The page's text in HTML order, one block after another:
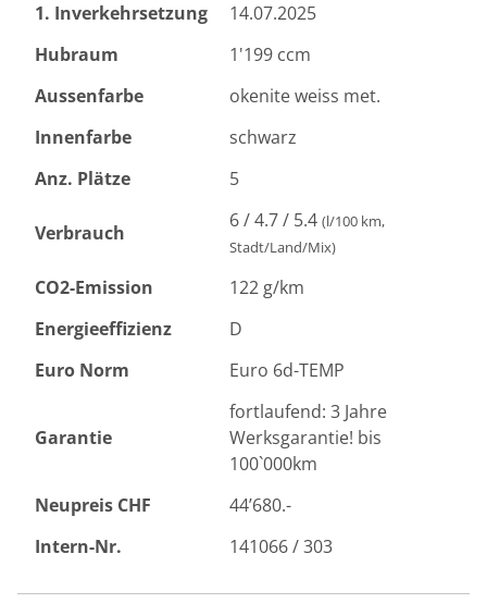
1. Inverkehrsetzung
14.07.2025
Hubraum
1'199 ccm
Aussenfarbe
okenite weiss met.
Innenfarbe
schwarz
Anz. Plätze
5
Verbrauch
6 / 4.7 / 5.4 (l/100 km,
Stadt/Land/Mix)
CO2-Emission
122 g/km
Energieeffizienz
D
Euro Norm
Euro 6d-TEMP
Garantie
fortlaufend: 3 Jahre
Werksgarantie! bis
100`000km
Neupreis CHF
44’680.-
Intern-Nr.
141066 / 303